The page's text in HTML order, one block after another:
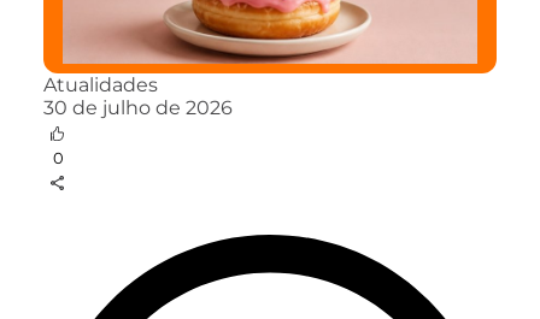
Atualidades
30 de julho de 2026
0